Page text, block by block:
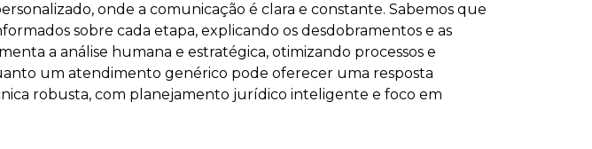
onde a comunicação é clara e constante. Sabemos que
sobre cada etapa, explicando os desdobramentos e as
a análise humana e estratégica, otimizando processos e
um atendimento genérico pode oferecer uma resposta
robusta, com planejamento jurídico inteligente e foco em